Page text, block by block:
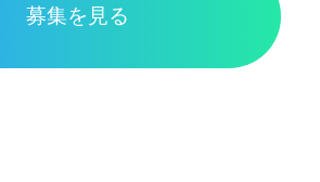
募集を見る